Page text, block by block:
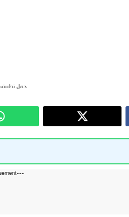
حمل تطبيق newspoots
---Advertisement---